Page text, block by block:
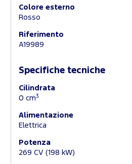
Colore esterno
Rosso
Riferimento
A19989
Specifiche tecniche
Cilindrata
0 cm3
Alimentazione
Elettrica
Potenza
269 CV (198 kW)